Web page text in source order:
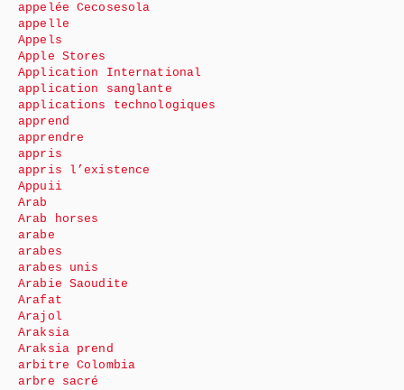
appelée Cecosesola
appelle
Appels
Apple Stores
Application International
application sanglante
applications technologiques
apprend
apprendre
appris
appris l’existence
Appuii
Arab
Arab horses
arabe
arabes
arabes unis
Arabie Saoudite
Arafat
Arajol
Araksia
Araksia prend
arbitre Colombia
arbre sacré